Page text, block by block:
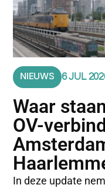
NIEUWS 6 JUL
Waar
OV-
In deze update